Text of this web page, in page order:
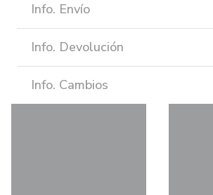
Info. Envío
Info. Devolución
Info. Cambios